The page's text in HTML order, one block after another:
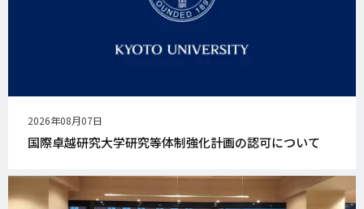
公
開
日
2026年08月07日
国際卓越研究大学研究等体制強化計画の認可について